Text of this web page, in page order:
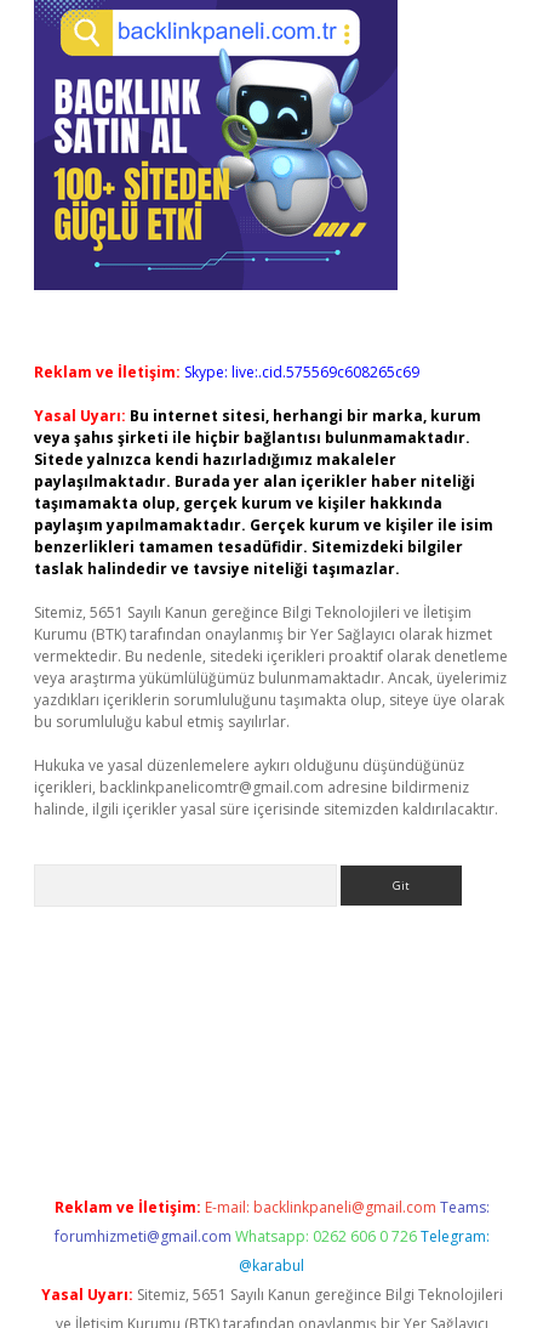
Reklam ve İletişim: Skype: live:.cid.575569c608265c69
Yasal Uyarı: Bu internet sitesi, herhangi bir marka, kurum
veya şahıs şirketi ile hiçbir bağlantısı bulunmamaktadır.
Sitede yalnızca kendi hazırladığımız makaleler
paylaşılmaktadır. Burada yer alan içerikler haber niteliği
taşımamakta olup, gerçek kurum ve kişiler hakkında
paylaşım yapılmamaktadır. Gerçek kurum ve kişiler ile isim
benzerlikleri tamamen tesadüfidir. Sitemizdeki bilgiler
taslak halindedir ve tavsiye niteliği taşımazlar.
Sitemiz, 5651 Sayılı Kanun gereğince Bilgi Teknolojileri ve İletişim
Kurumu (BTK) tarafından onaylanmış bir Yer Sağlayıcı olarak hizmet
vermektedir. Bu nedenle, sitedeki içerikleri proaktif olarak denetleme
veya araştırma yükümlülüğümüz bulunmamaktadır. Ancak, üyelerimiz
yazdıkları içeriklerin sorumluluğunu taşımakta olup, siteye üye olarak
bu sorumluluğu kabul etmiş sayılırlar.
Hukuka ve yasal düzenlemelere aykırı olduğunu düşündüğünüz
içerikleri, backlinkpanelicomtr@gmail.com adresine bildirmeniz
halinde, ilgili içerikler yasal süre içerisinde sitemizden kaldırılacaktır.
Reklam ve İletişim: E-mail: backlinkpaneli@gmail.com Teams:
forumhizmeti@gmail.com Whatsapp: 0262 606 0 726 Telegram:
@karabul
Yasal Uyarı: Sitemiz, 5651 Sayılı Kanun gereğince Bilgi Teknolojileri
ve İletişim Kurumu (BTK) tarafından onaylanmış bir Yer Sağlayıcı